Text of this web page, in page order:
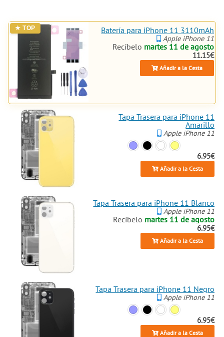
Batería para iPhone 11 3110mAh
Apple iPhone 11
Recíbelo martes 11 de agosto
11.15€
Añadir a la Cesta
Tapa Trasera para iPhone 11
Amarillo
Apple iPhone 11
6.95€
Añadir a la Cesta
Tapa Trasera para iPhone 11 Blanco
Apple iPhone 11
Recíbelo martes 11 de agosto
6.95€
Añadir a la Cesta
Tapa Trasera para iPhone 11 Negro
Apple iPhone 11
6.95€
Añadir a la Cesta